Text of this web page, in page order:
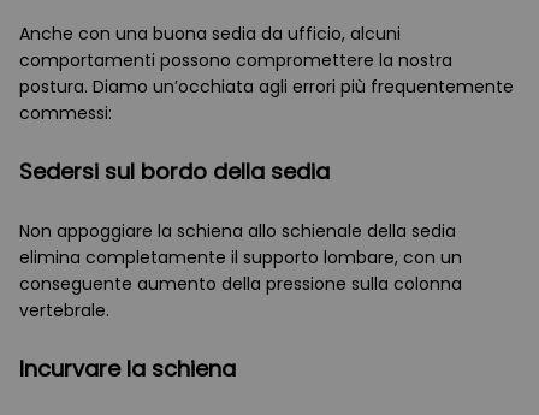
Anche con una buona sedia da ufficio, alcuni
comportamenti possono compromettere la nostra
postura. Diamo un’occhiata agli errori più frequentemente
commessi:
Sedersi sul bordo della sedia
Non appoggiare la schiena allo schienale della sedia
elimina completamente il supporto lombare, con un
conseguente aumento della pressione sulla colonna
vertebrale.
Incurvare la schiena